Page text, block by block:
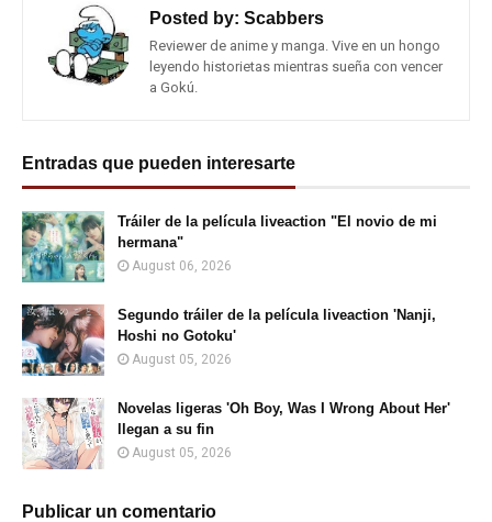
Posted by: Scabbers
Reviewer de anime y manga. Vive en un hongo
leyendo historietas mientras sueña con vencer
a Gokú.
Entradas que pueden interesarte
Tráiler de la película liveaction "El novio de mi
hermana"
August 06, 2026
Segundo tráiler de la película liveaction 'Nanji,
Hoshi no Gotoku'
August 05, 2026
Novelas ligeras 'Oh Boy, Was I Wrong About Her'
llegan a su fin
August 05, 2026
Publicar un comentario